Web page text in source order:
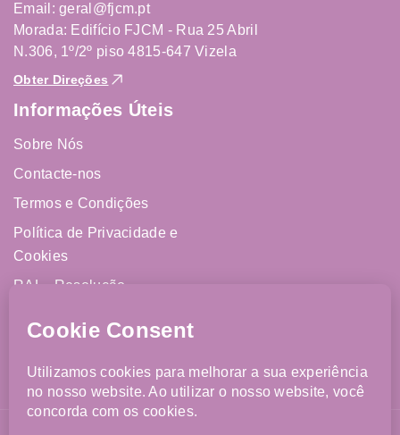
Email: geral@fjcm.pt
Morada: Edifício FJCM - Rua 25 Abril
N.306, 1º/2º piso 4815-647 Vizela
Obter Direções
Informações Úteis
Sobre Nós
Contacte-nos
Termos e Condições
Política de Privacidade e
Cookies
RAL - Resolução
Livro de Reclamações